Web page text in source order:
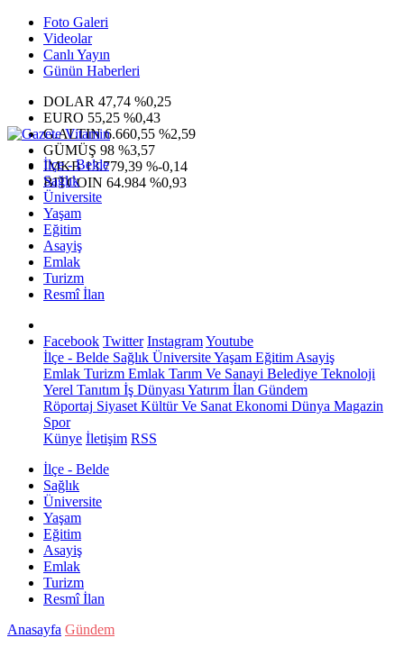
Foto Galeri
Videolar
Canlı Yayın
Günün Haberleri
DOLAR 47,74 %0,25
EURO 55,25 %0,43
G.ALTIN6.660,55 %2,59
GÜMÜŞ 98 %3,57
IMKB13.779,39 %-0,14
BITCOIN 64.984 %0,93
İlçe - Belde
Sağlık
Üniversite
Yaşam
Eğitim
Asayiş
Emlak
Turizm
Resmî İlan
Facebook Twitter InstagramYoutube
İlçe - Belde Sağlık ÜniversiteYaşam Eğitim Asayiş
Emlak Turizm Emlak Tarım Ve Sanayi Belediye Teknoloji
Yerel Tanıtım İş Dünyası Yatırım İlan Gündem
Röportaj Siyaset Kültür Ve Sanat Ekonomi Dünya Magazin
Spor
Künye İletişim RSS
İlçe - Belde
Sağlık
Üniversite
Yaşam
Eğitim
Asayiş
Emlak
Turizm
Resmî İlan
Anasayfa Gündem